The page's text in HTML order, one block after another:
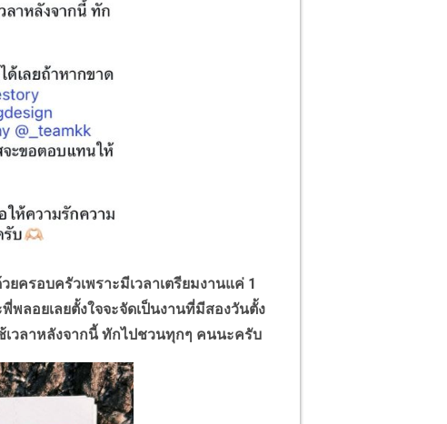
รอบครัวเพราะมีเวลาเตรียมงานแค่ 1
พลอยเลยตั้งใจจะจัดเป็นงานที่มีสองวันตั้ง
ช้เวลาหลังจากนี้ ทักไปชวนทุกๆ คนนะครับ